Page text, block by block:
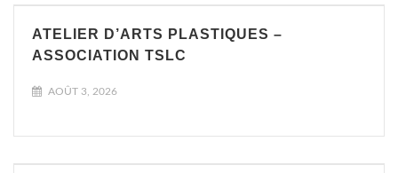
ATELIER D’ARTS PLASTIQUES –
ASSOCIATION TSLC
AOÛT 3, 2026